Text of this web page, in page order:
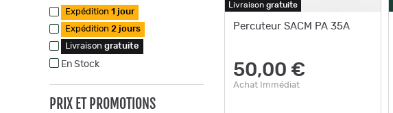
Expédition 1 jour
Expédition 2 jours
Livraison gratuite
En Stock
PRIX ET PROMOTIONS
Livraison gratuite
Percuteur SACM PA 35A
50,00 €
Achat Immédiat